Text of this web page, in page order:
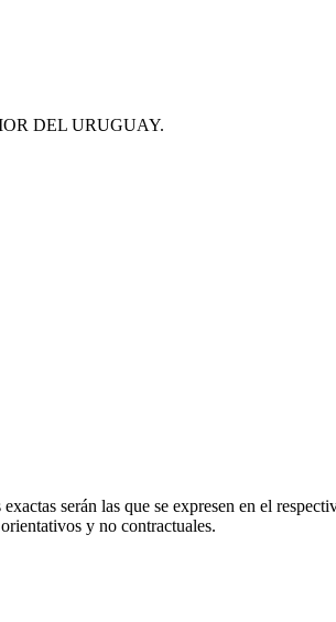
DEL URUGUAY.
serán las que se expresen en el
y no contractuales.